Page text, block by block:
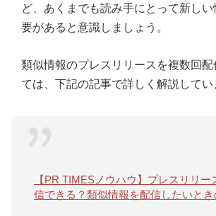
ど、あくまでも読み手にとって新し
要があると意識しましょう。
類似情報のプレスリリースを複数回
ては、下記の記事で詳しく解説してい
【PR TIMESノウハウ】プレスリリー
信できる？類似情報を配信したいと